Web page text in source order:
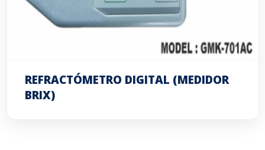
REFRACTÓMETRO DIGITAL (MEDIDOR
BRIX)